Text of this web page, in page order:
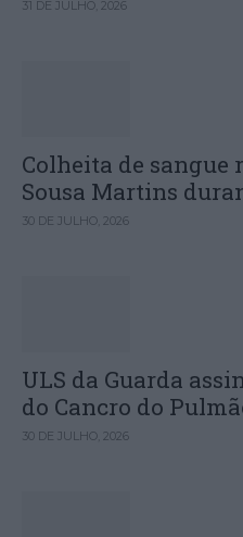
31 DE JULHO, 2026
Colheita de sangue
Sousa Martins
30 DE JULHO, 2026
ULS da Guarda
do Cancro do
30 DE JULHO, 2026